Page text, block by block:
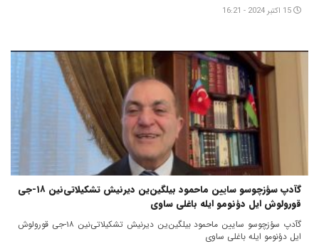
15 اکتبر 2024 - 16:21
گآدپ سؤزچوسو سایین ماحمود بیلگین‌ین دیرنیش تشکیلاتی‌نین ۱۸-جی
قورولوش ایل دؤنومو ایله باغلی ساوی
گآدپ سؤزچوسو سایین ماحمود بیلگین‌ین دیرنیش تشکیلاتی‌نین ۱۸-جی قورولوش
ایل دؤنومو ایله باغلی ساوی